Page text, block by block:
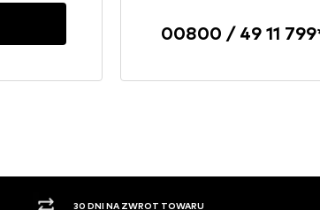
00800 / 49 11
PŁATNOŚĆ ZA POBRANIEM